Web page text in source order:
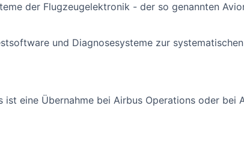
der Flugzeugelektronik - der so genannten
und Diagnosesysteme zur
ist eine Übernahme bei Airbus Operations oder bei